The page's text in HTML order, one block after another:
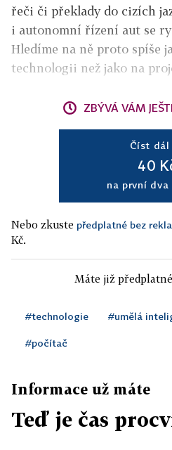
řeči či překlady do cizích
i autonomní řízení aut se
Hledíme na ně proto spíše
technologii než jako na
ZBÝVÁ VÁM
Číst dál
40
na první dva
Nebo zkuste předplatné bez
Kč.
Máte již
#technologie #umělá
#počítač
Informace už máte
Teď je čas